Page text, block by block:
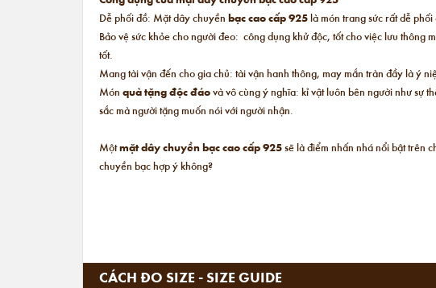
Dễ phối đồ: Mặt dây chuyềnbạc cao cấp 925là món trang sức rất dễ
Bảo vệ sức khỏe cho người đeo: công dụng khử độc, tốt cho việc lưu
tốt.
Mang tài vận đến cho gia chủ: tài vận hanh thông, may mắn tràn đầy là ý
Mónquà tặng độc đáovà vô cùng ý nghĩa: kỉ vật luôn bên người như sự
sắc mà người tặng muốn nói với người nhận.
Mộtmặt dây chuyền bạc cao cấp 925sẽ là điểm nhấn nhá nổi bật trên
chuyền bạc hợp ý không?
CÁCH ĐO SIZE - SIZE GUIDE